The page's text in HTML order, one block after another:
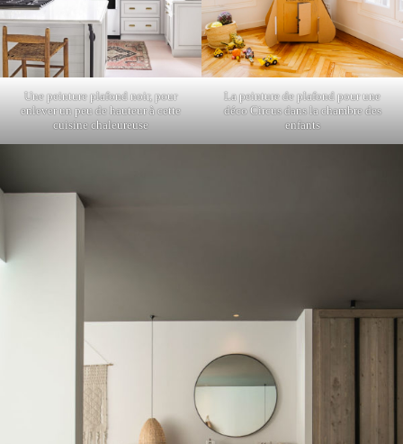
Une peinture plafond noir, pour
enlever un peu de hauteur à cette
cuisine chaleureuse
La peinture de plafond pour une
déco Circus dans la chambre des
enfants